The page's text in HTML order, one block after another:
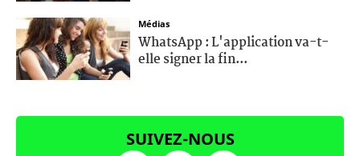
Médias
WhatsApp : L'application va-t-
elle signer la fin...
SUIVEZ-NOUS